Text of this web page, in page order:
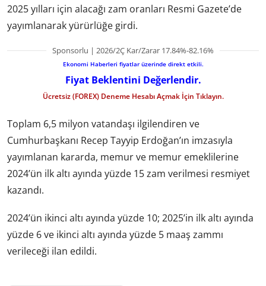
2025 yılları için alacağı zam oranları Resmi Gazete’de
yayımlanarak yürürlüğe girdi.
Sponsorlu | 2026/2Ç Kar/Zarar 17.84%-82.16%
Ekonomi Haberleri fiyatlar üzerinde direkt etkili.
Fiyat Beklentini Değerlendir.
Ücretsiz (FOREX) Deneme Hesabı Açmak İçin Tıklayın.
Toplam 6,5 milyon vatandaşı ilgilendiren ve
Cumhurbaşkanı Recep Tayyip Erdoğan’ın imzasıyla
yayımlanan kararda, memur ve memur emeklilerine
2024’ün ilk altı ayında yüzde 15 zam verilmesi resmiyet
kazandı.
2024’ün ikinci altı ayında yüzde 10; 2025’in ilk altı ayında
yüzde 6 ve ikinci altı ayında yüzde 5 maaş zammı
verileceği ilan edildi.